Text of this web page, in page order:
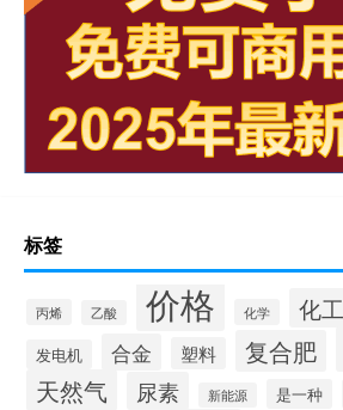
标签
丙烯 乙酸 价格 化学 化工
发电机 合金 塑料 复合肥
天然气 尿素 新能源 是一种